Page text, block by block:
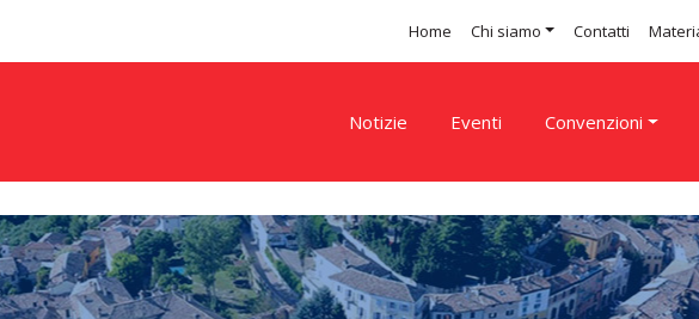
Home Chi siamo Contatti
Notizie Eventi Convenzioni